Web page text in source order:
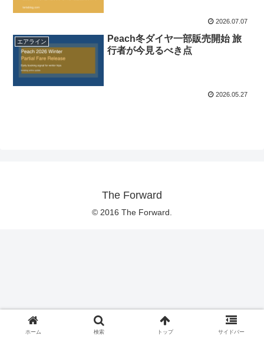
2026.07.07
エアライン
Peach冬ダイヤ一部販売開始 旅
行者が今見るべき点
2026.05.27
The Forward
© 2016 The Forward.
ホーム 検索 トップ サイドバー